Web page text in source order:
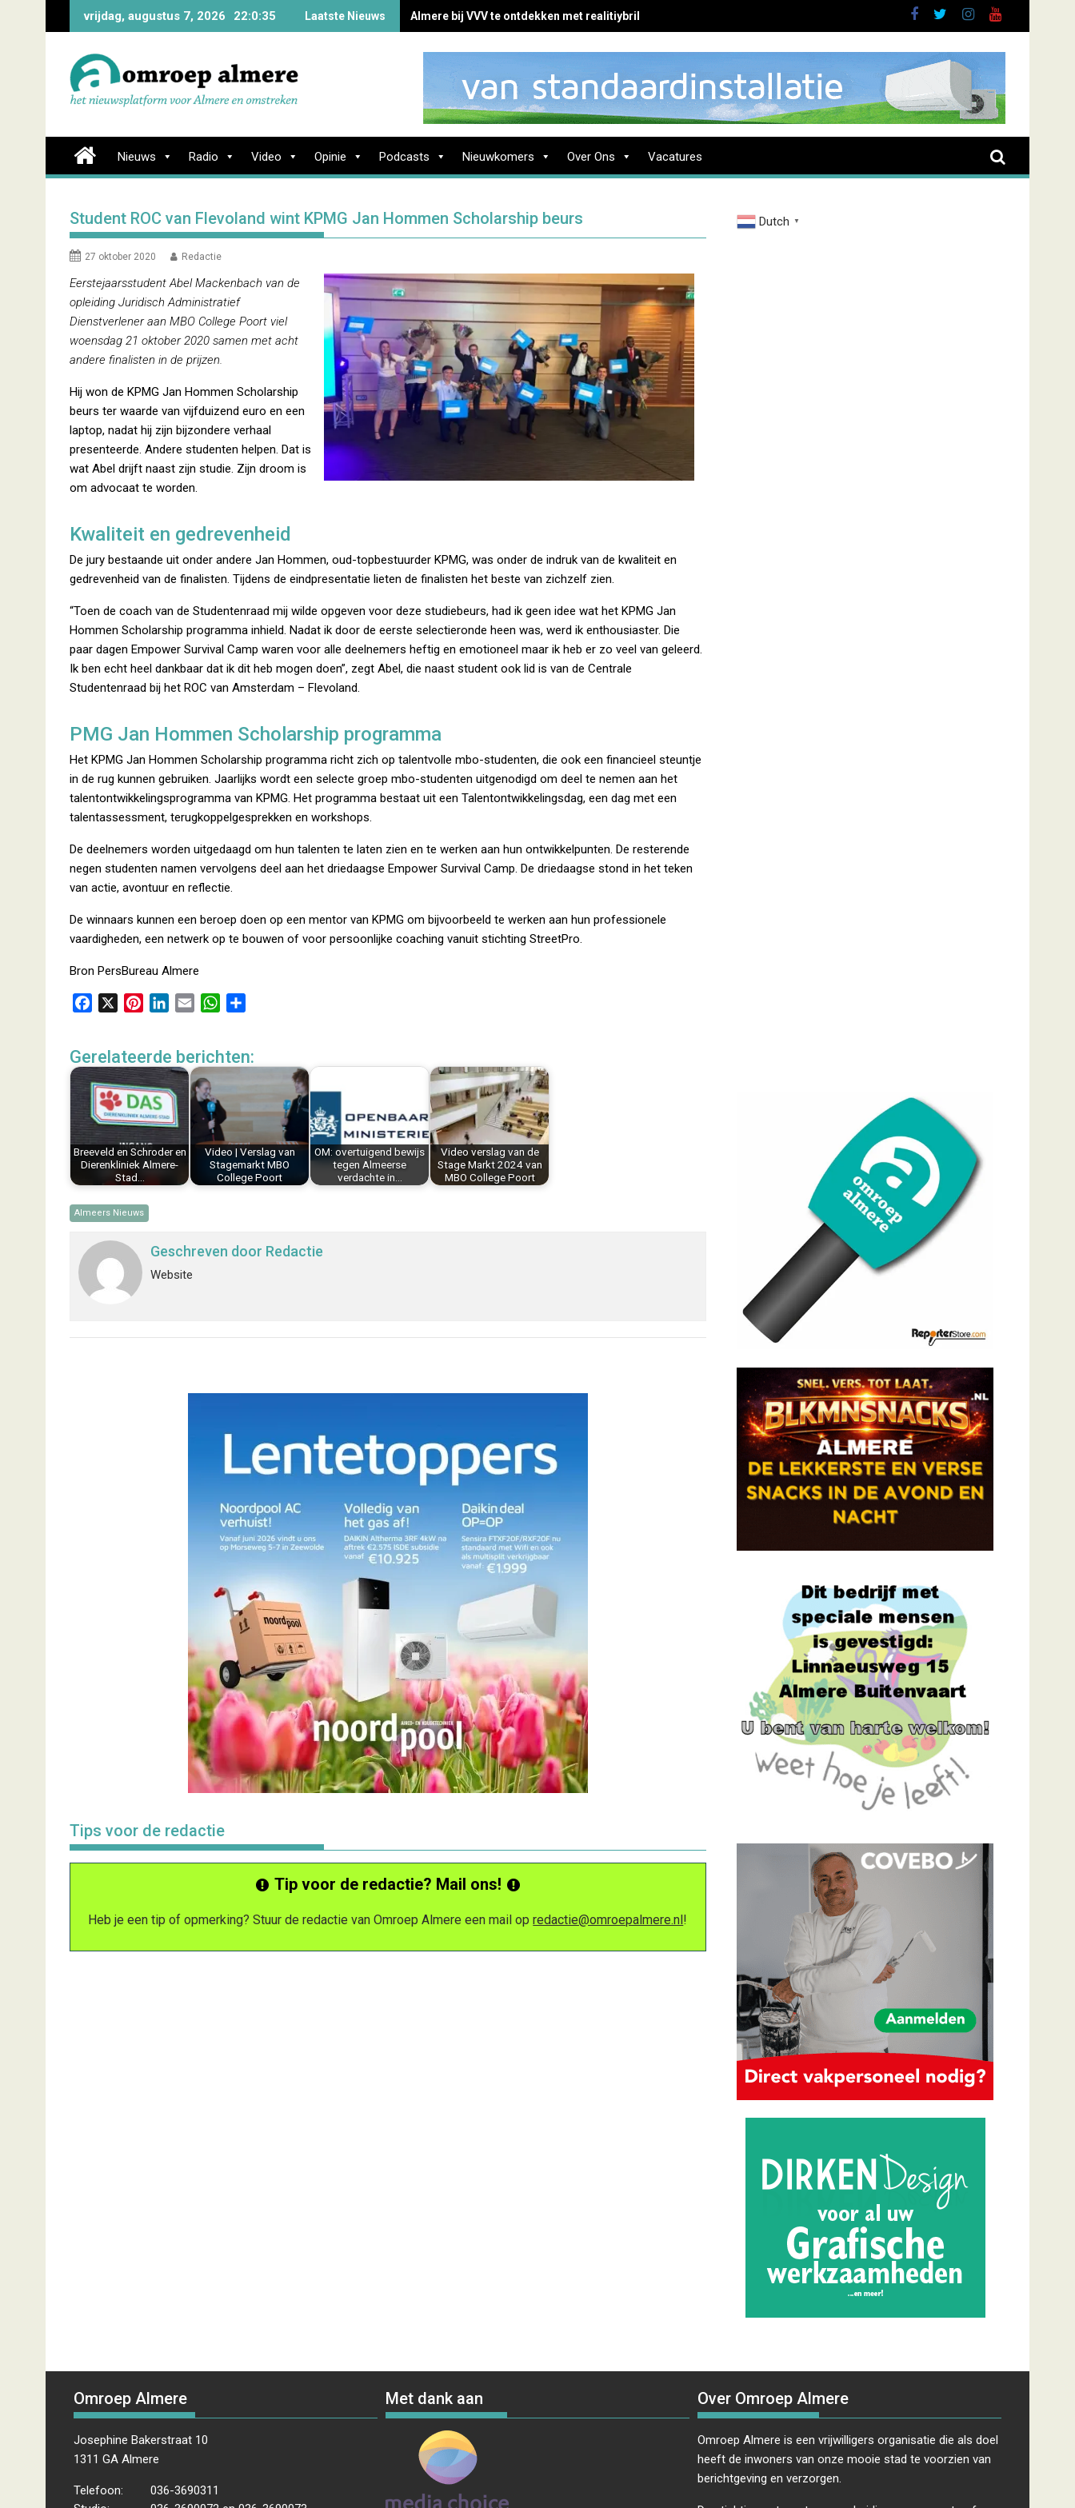
vrijdag, augustus 7, 2026 22:0:36 Laatste Nieuws Almere bij VVV te ontdekken met realitiybril
Nieuws Radio Video Opinie Podcasts Nieuwkomers Over Ons Vacatures
Student ROC van Flevoland wint KPMG Jan Hommen Scholarship beurs
27 oktober 2020 Redactie
Eerstejaarsstudent Abel Mackenbach van de
opleiding Juridisch Administratief
Dienstverlener aan MBO College Poort viel
woensdag 21 oktober 2020 samen met acht
andere finalisten in de prijzen.
Hij won de KPMG Jan Hommen Scholarship
beurs ter waarde van vijfduizend euro en een
laptop, nadat hij zijn bijzondere verhaal
presenteerde. Andere studenten helpen. Dat is
wat Abel drijft naast zijn studie. Zijn droom is
om advocaat te worden.
Kwaliteit en gedrevenheid
De jury bestaande uit onder andere Jan Hommen, oud-topbestuurder KPMG, was onder de indruk van de kwaliteit en
gedrevenheid van de finalisten. Tijdens de eindpresentatie lieten de finalisten het beste van zichzelf zien.
“Toen de coach van de Studentenraad mij wilde opgeven voor deze studiebeurs, had ik geen idee wat het KPMG Jan
Hommen Scholarship programma inhield. Nadat ik door de eerste selectieronde heen was, werd ik enthousiaster. Die
paar dagen Empower Survival Camp waren voor alle deelnemers heftig en emotioneel maar ik heb er zo veel van geleerd.
Ik ben echt heel dankbaar dat ik dit heb mogen doen”, zegt Abel, die naast student ook lid is van de Centrale
Studentenraad bij het ROC van Amsterdam – Flevoland.​​
PMG Jan Hommen Scholarship programma
Het KPMG Jan Hommen Scholarship programma richt zich op talentvolle mbo-studenten, die ook een financieel steuntje
in de rug kunnen gebruiken. Jaarlijks wordt een selecte groep mbo-studenten uitgenodigd om deel te nemen aan het
talentontwikkelingsprogramma van KPMG. Het programma bestaat uit een Talentontwikkelingsdag, een dag met een
talentassessment, terugkoppelgesprekken en workshops.
De deelnemers worden uitgedaagd om hun talenten te laten zien en te werken aan hun ontwikkelpunten. De resterende
negen studenten namen vervolgens deel aan het driedaagse Empower Survival Camp. De driedaagse stond in het teken
van actie, avontuur en reflectie.
De winnaars kunnen een beroep doen op een mentor van KPMG om bijvoorbeeld te werken aan hun professionele
vaardigheden, een netwerk op te bouwen of voor persoonlijke coaching vanuit stichting StreetPro.
Bron PersBureau Almere
e
b
o
k
t
r
e
t
k
d
I
n
i
l
W
t
A
p
p
e
Gerelateerde berichten:
Breeveld en Schroder en
Dierenkliniek Almere-
Stad…
Video | Verslag van
Stagemarkt MBO
College Poort
OM: overtuigend bewijs
tegen Almeerse
verdachte in…
Video verslag van de
Stage Markt 2024 van
MBO College Poort
Almeers Nieuws
Geschreven door Redactie
Website
Tips voor de redactie
Tip voor de redactie? Mail ons!
Heb je een tip of opmerking? Stuur de redactie van Omroep Almere een mail opredactie@omroepalmere.nl!
Dutch ▼
Omroep Almere
Josephine Bakerstraat 10
1311 GA Almere
Telefoon:
036-3690311
Met dank aan Over Omroep Almere
Omroep Almere is een vrijwilligers organisatie die als doel
heeft de inwoners van onze mooie stad te voorzien van
berichtgeving en verzorgen.